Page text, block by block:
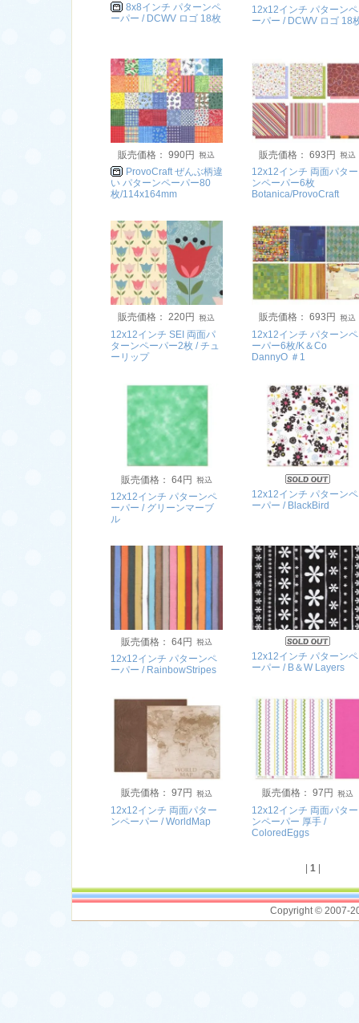
8x8インチ パターンペ
ーパー / DCWV ロゴ 18枚
12x12インチ パターンペ
ーパー / DCWV ロゴ 18
販売価格： 990円
ProvoCraft ぜんぶ柄違
い パターンペーパー80
枚/114x164mm
販売価格： 693円
12x12インチ 両面パター
ンペーパー6枚
Botanica/ProvoCraft
販売価格： 220円
12x12インチ SEI 両面パ
ターンペーパー2枚 / チュ
ーリップ
販売価格： 693円
12x12インチ パターンペ
ーパー6枚/K＆Co
DannyO ＃1
販売価格： 64円
12x12インチ パターンペ
ーパー / グリーンマーブ
ル
12x12インチ パターンペ
ーパー / BlackBird
販売価格： 64円
12x12インチ パターンペ
ーパー / RainbowStripes
12x12インチ パターンペ
ーパー / B＆W Layers
販売価格： 97円
12x12インチ 両面パター
ンペーパー / WorldMap
販売価格： 97円
12x12インチ 両面パター
ンペーパー 厚手 /
ColoredEggs
| 1 |
Copyright © 2007-